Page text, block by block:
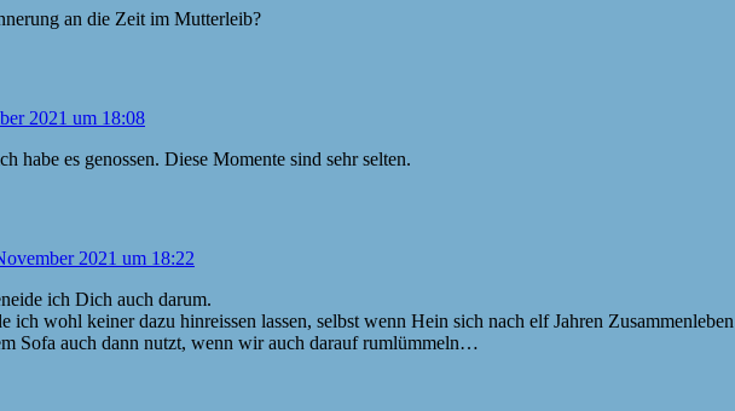
an die Zeit im Mutterleib?
2021 um 18:08
habe es genossen. Diese Momente sind sehr selten.
2021 um 18:22
ich Dich auch darum.
ich wohl keiner dazu hinreissen lassen, selbst wenn Hein sich nach elf Jahren
Sofa auch dann nutzt, wenn wir auch darauf rumlümmeln…